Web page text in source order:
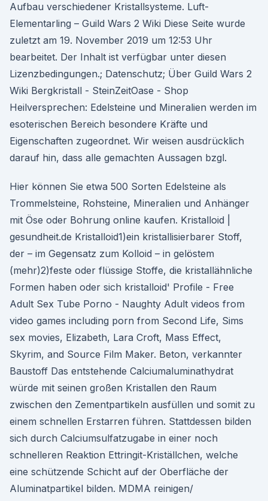
Aufbau verschiedener Kristallsysteme. Luft-
Elementarling – Guild Wars 2 Wiki Diese Seite wurde
zuletzt am 19. November 2019 um 12:53 Uhr
bearbeitet. Der Inhalt ist verfügbar unter diesen
Lizenzbedingungen.; Datenschutz; Über Guild Wars 2
Wiki Bergkristall - SteinZeitOase - Shop
Heilversprechen: Edelsteine und Mineralien werden im
esoterischen Bereich besondere Kräfte und
Eigenschaften zugeordnet. Wir weisen ausdrücklich
darauf hin, dass alle gemachten Aussagen bzgl.
Hier können Sie etwa 500 Sorten Edelsteine als
Trommelsteine, Rohsteine, Mineralien und Anhänger
mit Öse oder Bohrung online kaufen. Kristalloid |
gesundheit.de Kristalloid1)ein kristallisierbarer Stoff,
der – im Gegensatz zum Kolloid – in gelöstem
(mehr)2)feste oder flüssige Stoffe, die kristallähnliche
Formen haben oder sich kristalloid' Profile - Free
Adult Sex Tube Porno - Naughty Adult videos from
video games including porn from Second Life, Sims
sex movies, Elizabeth, Lara Croft, Mass Effect,
Skyrim, and Source Film Maker. Beton, verkannter
Baustoff Das entstehende Calciumaluminathydrat
würde mit seinen großen Kristallen den Raum
zwischen den Zementpartikeln ausfüllen und somit zu
einem schnellen Erstarren führen. Stattdessen bilden
sich durch Calciumsulfatzugabe in einer noch
schnelleren Reaktion Ettringit-Kriställchen, welche
eine schützende Schicht auf der Oberfläche der
Aluminatpartikel bilden. MDMA reinigen/